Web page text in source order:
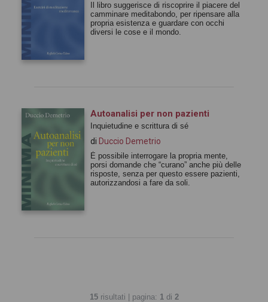
Il libro suggerisce di riscoprire il piacere del
camminare meditabondo, per ripensare alla
propria esistenza e guardare con occhi
diversi le cose e il mondo.
Autoanalisi per non pazienti
Inquietudine e scrittura di sé
di Duccio Demetrio
È possibile interrogare la propria mente,
porsi domande che “curano” anche più delle
risposte, senza per questo essere pazienti,
autorizzandosi a fare da soli.
15risultati | pagina: 1di 2